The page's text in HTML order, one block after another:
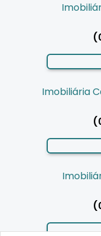
Imobiliária